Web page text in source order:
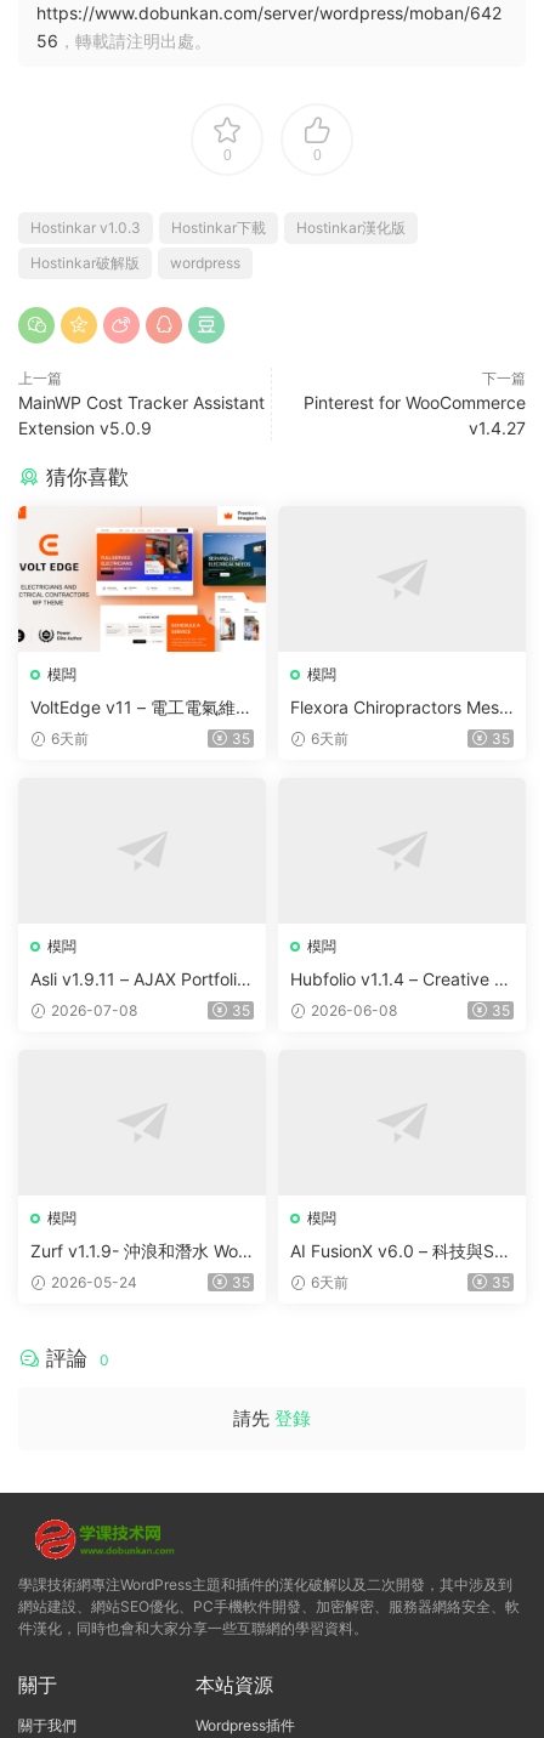
https://www.dobunkan.com/server/wordpress/moban/642
56 ，轉載請注明出處。
0 0
Hostinkar v1.0.3 Hostinkar下載
Hostinkar漢化版
Hostinkar破解版
wordpress
上一篇
MainWP Cost Tracker Assistant
Extension v5.0.9
下一篇
Pinterest for WooCommerce
v1.4.27
猜你喜歡
模闆
VoltEdge v11 – 電工電氣維修
WordPress 主題
6天前 35
模闆
Flexora Chiropractors Mess
age and Physical Therapist
6天前 35
模闆
Asli v1.9.11 – AJAX Portfolio
Elementor WordPress Them
2026-07-08 35
模闆
Hubfolio v1.1.4 – Creative P
ortfolio & Digital Agency Wo
2026-06-08 35
模闆
Zurf v1.1.9- 沖浪和潛水 Wor
dPress主題
2026-05-24 35
模闆
AI FusionX v6.0 – 科技與Saa
S代理機構主題
6天前 35
評論 0
請先 登錄
學課技術網專注WordPress主題和插件的漢化破解以及二次開發，其中涉及到
網站建設、網站SEO優化、PC手機軟件開發、加密解密、服務器網絡安全、軟
件漢化，同時也會和大家分享一些互聯網的學習資料。
關于
關于我們
本站資源
Wordpress插件